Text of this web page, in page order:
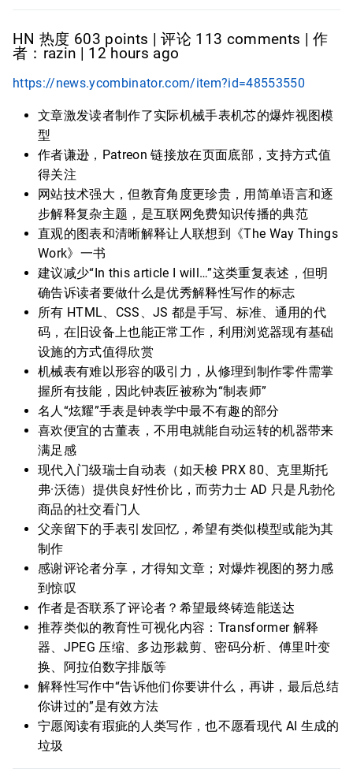
HN 热度 603 points | 评论 113 comments | 作
者：razin | 12 hours ago
https://news.ycombinator.com/item?id=48553550
文章激发读者制作了实际机械手表机芯的爆炸视图模
型
作者谦逊，Patreon 链接放在页面底部，支持方式值
得关注
网站技术强大，但教育角度更珍贵，用简单语言和逐
步解释复杂主题，是互联网免费知识传播的典范
直观的图表和清晰解释让人联想到《The Way Things
Work》一书
建议减少“In this article I will…”这类重复表述，但明
确告诉读者要做什么是优秀解释性写作的标志
所有 HTML、CSS、JS 都是手写、标准、通用的代
码，在旧设备上也能正常工作，利用浏览器现有基础
设施的方式值得欣赏
机械表有难以形容的吸引力，从修理到制作零件需掌
握所有技能，因此钟表匠被称为“制表师”
名人“炫耀”手表是钟表学中最不有趣的部分
喜欢便宜的古董表，不用电就能自动运转的机器带来
满足感
现代入门级瑞士自动表（如天梭 PRX 80、克里斯托
弗·沃德）提供良好性价比，而劳力士 AD 只是凡勃伦
商品的社交看门人
父亲留下的手表引发回忆，希望有类似模型或能为其
制作
感谢评论者分享，才得知文章；对爆炸视图的努力感
到惊叹
作者是否联系了评论者？希望最终铸造能送达
推荐类似的教育性可视化内容：Transformer 解释
器、JPEG 压缩、多边形裁剪、密码分析、傅里叶变
换、阿拉伯数字排版等
解释性写作中“告诉他们你要讲什么，再讲，最后总结
你讲过的”是有效方法
宁愿阅读有瑕疵的人类写作，也不愿看现代 AI 生成的
垃圾